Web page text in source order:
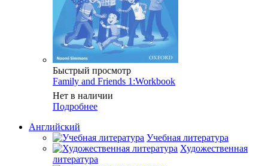
Быстрый просмотр
Family and Friends 1:Workbook
Нет в наличии
Подробнее
Английский
Учебная литература
Художественная
литература